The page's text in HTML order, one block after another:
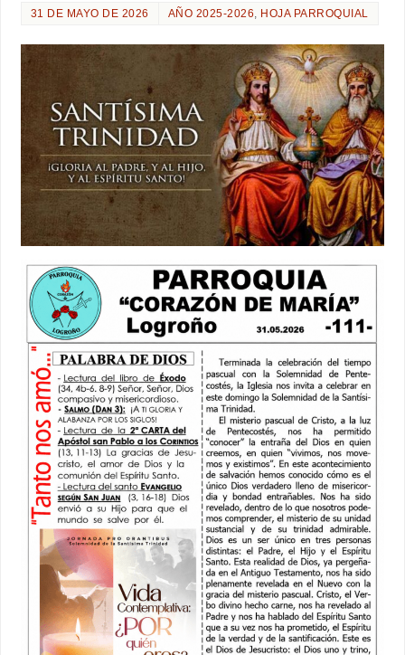
31 DE MAYO DE 2026 AÑO 2025-2026 HOJA PARROQUIAL